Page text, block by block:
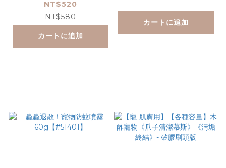
NT$520
NT$580
カートに追加
カートに追加